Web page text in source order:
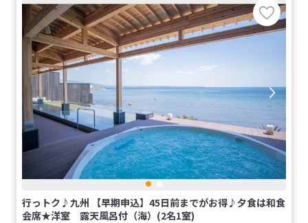
行っトク♪九州 【早期申込】45日前までがお得♪夕食は和食
会席★洋室 露天風呂付（海）(2名1室)